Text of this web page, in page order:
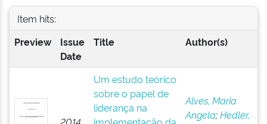
Item hits:
Preview
Issue
Date
Title Author(s)
Um estudo teórico
sobre o papel de
liderança na
Alves, Maria
Angela;Hedler,